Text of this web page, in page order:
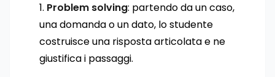
Problem solving: partendo da un caso,
una domanda o un dato, lo studente
costruisce una risposta articolata e ne
giustifica i passaggi.